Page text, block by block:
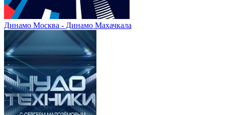
Динамо Москва - Динамо Махачкала